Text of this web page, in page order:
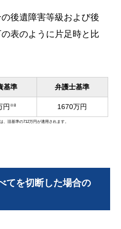
後遺障害等級および後
表のように片足時と比
基準 弁護士基準
円 ※8 1670万円
旧基準の712万円が適用されます。
てを切断した場合の